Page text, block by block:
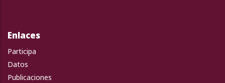
Enlaces
Participa
Datos
Publicaciones